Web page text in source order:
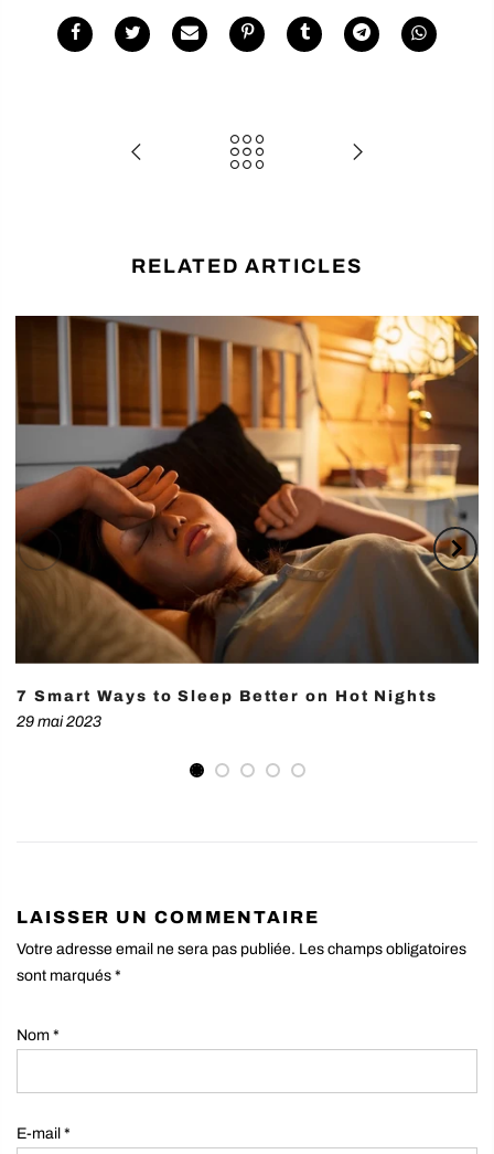
RELATED ARTICLES
7 Smart Ways to Sleep Better on Hot Nights
29 mai 2023
LAISSER UN COMMENTAIRE
Votre adresse email ne sera pas publiée. Les champs obligatoires
sont marqués *
Nom *
E-mail *